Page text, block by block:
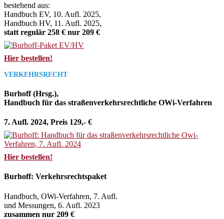
bestehend aus:
Handbuch EV, 10. Aufl. 2025,
Handbuch HV, 11. Aufl. 2025,
statt regulär 258 € nur 209 €
Hier bestellen!
VERKEHRSRECHT
Burhoff (Hrsg.),
Handbuch für das straßenverkehrsrechtliche OWi-Verfahren
7. Aufl. 2024, Preis 129,- €
Hier bestellen!
Burhoff: Verkehrsrechtspaket
Handbuch, OWi-Verfahren, 7. Aufl.
und Messungen, 6. Aufl. 2023
zusammen nur 209 €